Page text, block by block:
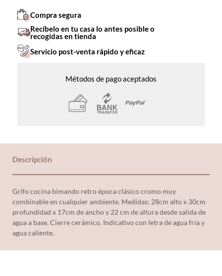
Compra segura
Recíbelo en tu casa lo antes posible o
recogidas en tienda
Servicio post-venta rápido y eficaz
Métodos de pago aceptados
Descripción
Grifo cocina bimando retro época clásico cromo muy
combinable en cualquier ambiente. Medidas: 28cm alto x 30cm
profundidad x 17cm de ancho y 22 cm de altura desde salida de
agua a base. Cierre cerámico. Indicativo con letra de agua fría y
agua caliente.